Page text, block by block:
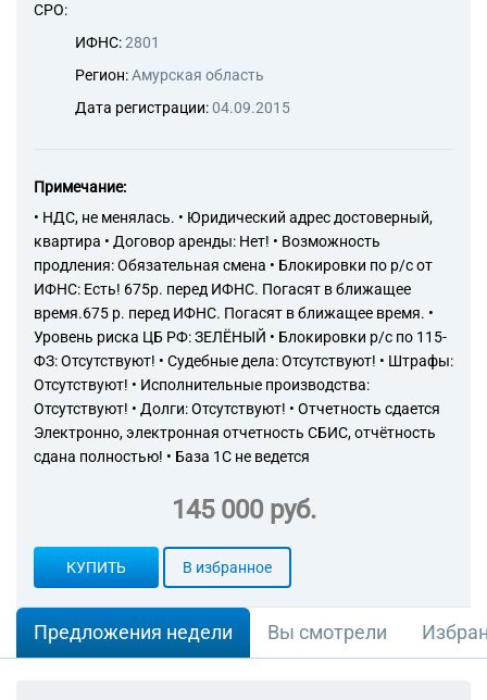
СРО:
ИФНС:2801
Регион:Амурская область
Дата регистрации:04.09.2015
Примечание:
• НДС, не менялась. • Юридический адрес достоверный,
квартира • Договор аренды: Нет! • Возможность
продления: Обязательная смена • Блокировки по р/с от
ИФНС: Есть! 675р. перед ИФНС. Погасят в ближащее
время.675 р. перед ИФНС. Погасят в ближащее время. •
Уровень риска ЦБ РФ: ЗЕЛЁНЫЙ • Блокировки р/с по 115-
ФЗ: Отсутствуют! • Судебные дела: Отсутствуют! • Штрафы:
Отсутствуют! • Исполнительные производства:
Отсутствуют! • Долги: Отсутствуют! • Отчетность сдается
Электронно, электронная отчетность СБИС, отчётность
сдана полностью! • База 1С не ведется
145 000 руб.
КУПИТЬ В избранное
Предложения недели Вы смотрели